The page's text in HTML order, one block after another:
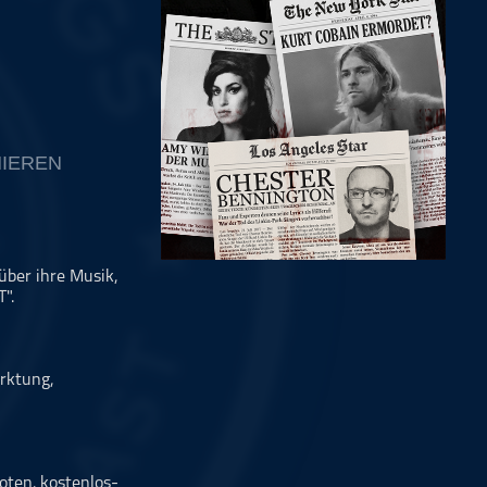
ihre Musik,